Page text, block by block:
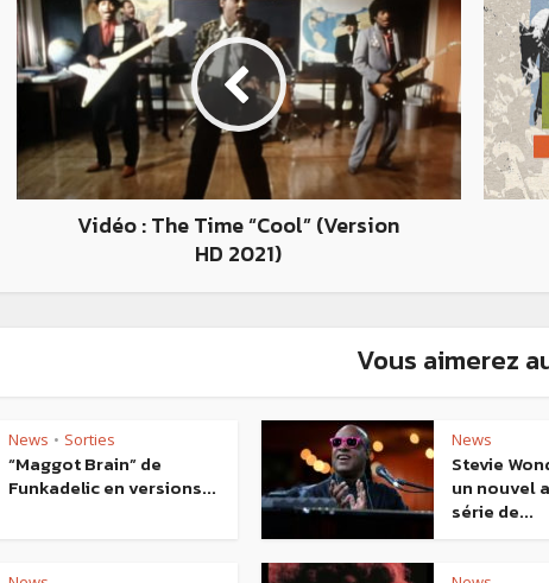
Vidéo : The Time “Cool” (Version
HD 2021)
Vous aimerez
News • Sorties
“Maggot Brain” de
Funkadelic en versions...
News
Stevie
un nouvel
série de...